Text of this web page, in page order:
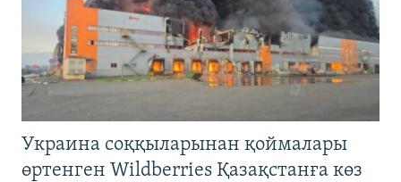
Украина соққыларынан қоймалары
өртенген Wildberries Қазақстанға көз